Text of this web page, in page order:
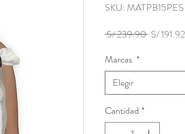
SKU: MATPB15PES
S/ 239.90 Precio
S/ 191.92
Marcas *
Elegir
Cantidad *